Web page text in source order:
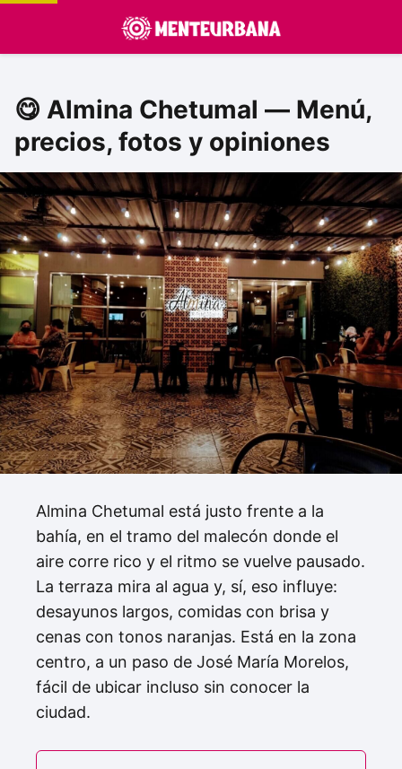
😋 Almina Chetumal — Menú,
precios, fotos y opiniones
Almina Chetumal está justo frente a la
bahía, en el tramo del malecón donde el
aire corre rico y el ritmo se vuelve pausado.
La terraza mira al agua y, sí, eso influye:
desayunos largos, comidas con brisa y
cenas con tonos naranjas. Está en la zona
centro, a un paso de José María Morelos,
fácil de ubicar incluso sin conocer la
ciudad.